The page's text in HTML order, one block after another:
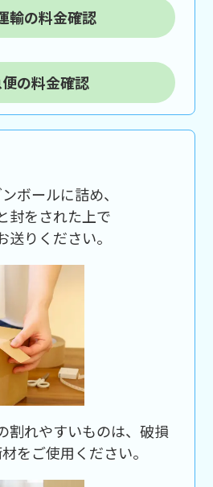
輸の料金確認
の料金確認
ボールに詰め、
封をされた上で
送りください。
割れやすいものは、破損
をご使用ください。